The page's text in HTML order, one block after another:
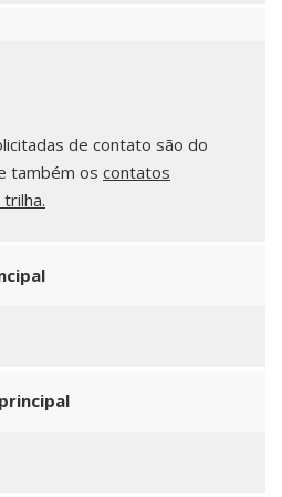
de contato são do
também os contatos